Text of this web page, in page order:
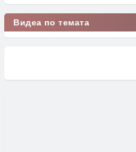
Видеа по темата